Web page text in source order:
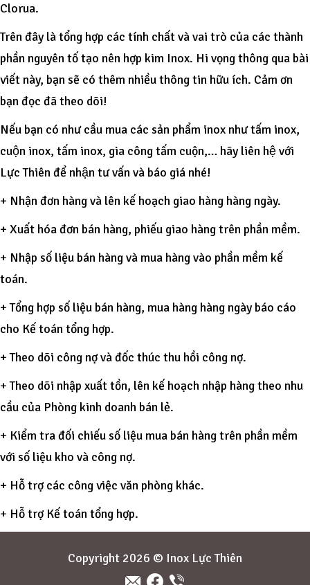
Clorua.
Trên đây là tổng hợp các tính chất và vai trò của các thành
phần nguyên tố tạo nên hợp kim Inox. Hi vọng thông qua bài
viết này, bạn sẽ có thêm nhiều thông tin hữu ích. Cảm ơn
bạn đọc đã theo dõi!
Nếu bạn có như cầu mua các sản phẩm inox như tấm inox,
cuộn inox, tấm inox, gia công tấm cuộn,… hãy liên hệ với
Lực Thiên để nhận tư vấn và báo giá nhé!
+ Nhận đơn hàng và lên kế hoạch giao hàng hàng ngày.
+ Xuất hóa đơn bán hàng, phiếu giao hàng trên phần mềm.
+ Nhập số liệu bán hàng và mua hàng vào phần mềm kế
toán.
+ Tổng hợp số liệu bán hàng, mua hàng hàng ngày báo cáo
cho Kế toán tổng hợp.
+ Theo dõi công nợ và đốc thúc thu hồi công nợ.
+ Theo dõi nhập xuất tồn, lên kế hoạch nhập hàng theo nhu
cầu của Phòng kinh doanh bán lẻ.
+ Kiểm tra đối chiếu số liệu mua bán hàng trên phần mềm
với số liệu kho và công nợ.
+ Hỗ trợ các công việc văn phòng khác.
+ Hỗ trợ Kế toán tổng hợp.
Copyright 2026 © Inox Lực Thiên